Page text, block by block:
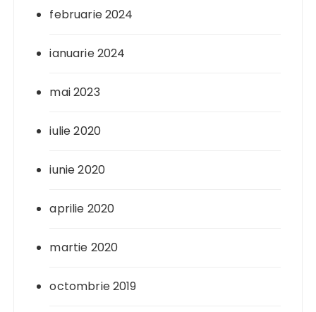
februarie 2024
ianuarie 2024
mai 2023
iulie 2020
iunie 2020
aprilie 2020
martie 2020
octombrie 2019